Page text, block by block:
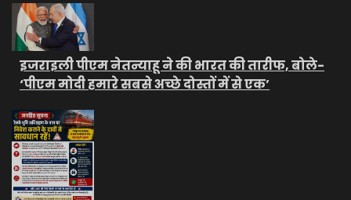
इजराइली पीएम नेतन्याहू ने की भारत की तारीफ, बोले-
‘पीएम मोदी हमारे सबसे अच्छे दोस्तों में से एक’